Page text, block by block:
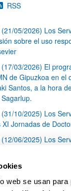
web se usan
RSS
(21/05/2026) Los
sobre el uso
(17/03/2026) El
de Gipuzkoa en el
Santos, a la hora
(31/10/2025) Los
XI Jornadas de
(12/06/2025) Los
caracterización